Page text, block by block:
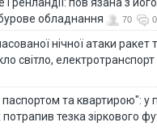
обладнання
70 0
нічної атаки
світло,
паспортом та квартирою": у
потрапив тезка зіркового